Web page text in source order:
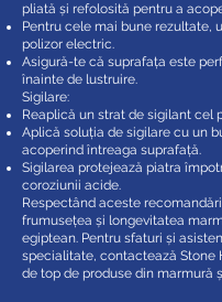
pliată și refolosită pentru a
Pentru cele mai bune rezultate,
polizor electric.
Asigură-te că suprafața este
înainte de lustruire.
Sigilare:
Reaplică un strat de sigilant cel
Aplică soluția de sigilare cu un
acoperind întreaga suprafață.
Sigilarea protejează piatra
coroziunii acide.
Respectând aceste
frumusețea și longevitatea
egiptean. Pentru sfaturi și
specialitate, contactează Stone
de top de produse din marmură